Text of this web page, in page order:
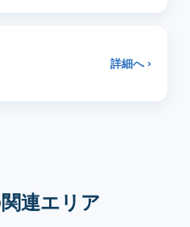
詳細へ ›
連エリア